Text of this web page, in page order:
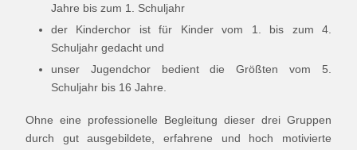
Jahre bis zum 1. Schuljahr
der Kinderchor ist für Kinder vom 1. bis zum 4.
Schuljahr gedacht und
unser Jugendchor bedient die Größten vom 5.
Schuljahr bis 16 Jahre.
Ohne eine professionelle Begleitung dieser drei Gruppen
durch gut ausgebildete, erfahrene und hoch motivierte